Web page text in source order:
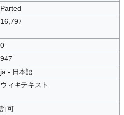
Parted
16,797
0
947
ja - 日本語
ウィキテキスト
許可